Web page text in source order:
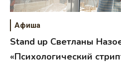
Афиша
Stand up Светланы
«Психологический